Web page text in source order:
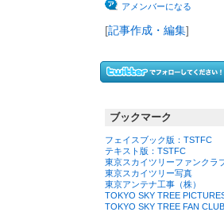
アメンバーになる
[記事作成・編集]
ブックマーク
フェイスブック版：TSTFC
テキスト版：TSTFC
東京スカイツリーファンクラ
東京スカイツリー写真
東京アンテナ工事（株）
TOKYO SKY TREE
TOKYO SKY TREE FAN CLUB